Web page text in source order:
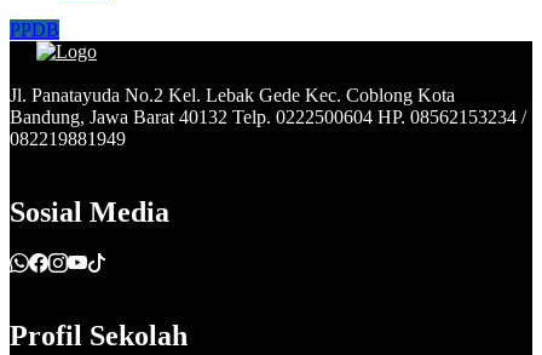
PPDB
Jl. Panatayuda No.2 Kel. Lebak Gede Kec. Coblong Kota
Bandung, Jawa Barat 40132 Telp. 0222500604 HP. 08562153234 /
082219881949
Sosial Media
Profil Sekolah